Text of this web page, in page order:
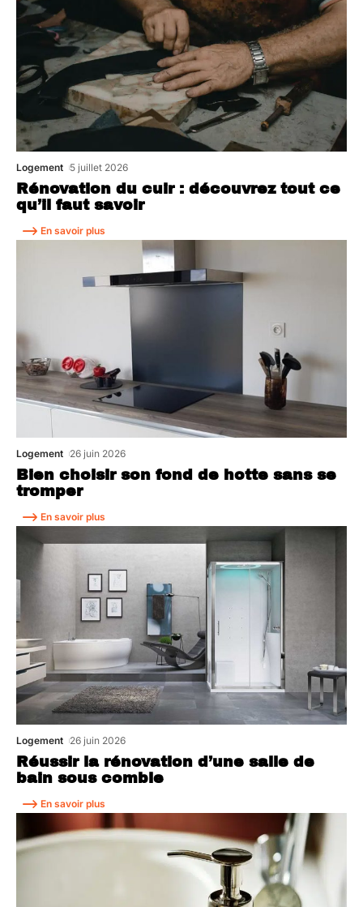
Rénovation du cuir : découvrez tout ce
qu’il faut savoir
Logement 5 juillet 2026
En savoir plus
Bien choisir son fond de hotte sans se
tromper
Logement 26 juin 2026
En savoir plus
Réussir la rénovation d’une salle de
bain sous comble
Logement 26 juin 2026
En savoir plus